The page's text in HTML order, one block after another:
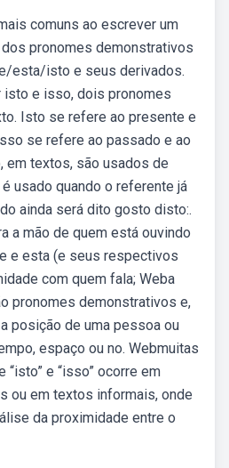
comuns ao escrever um
pronomes demonstrativos
esta/isto e seus derivados.
isto e isso, dois pronomes
Isto se refere ao presente e
se refere ao passado e ao
em textos, são usados de
usado quando o referente já
ainda será dito gosto disto:.
a mão de quem está ouvindo
e esta (e seus respectivos
com quem fala; Weba
pronomes demonstrativos e,
posição de uma pessoa ou
espaço ou no. Webmuitas
e “isso” ocorre em
ou em textos informais, onde
da proximidade entre o